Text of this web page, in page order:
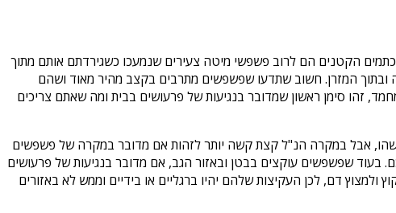
הקטנים הם לרוב פשפשי מיטה צעירים שנמעכו כשגירדתם אותם מתוך
ובתוך המזרן. חשוב שתדעו שפשפשים מתרבים בקצב מהיר מאוד ושהם
זהו סימן ראשון שמדובר בנגיעות של פרעושים בבית ומה שאתם צריכים
אבל במקרה הנ"ל קצת קשה יותר לזהות אם מדובר במקרה של פשפשים
בעוד שפשפשים עוקצים בבטן ובאזור הגב, אם מדובר בנגיעות של פרעושים
דם, לכן העקיצות שלהם יהיו ברגליים או בידיים וממש לא באזורים